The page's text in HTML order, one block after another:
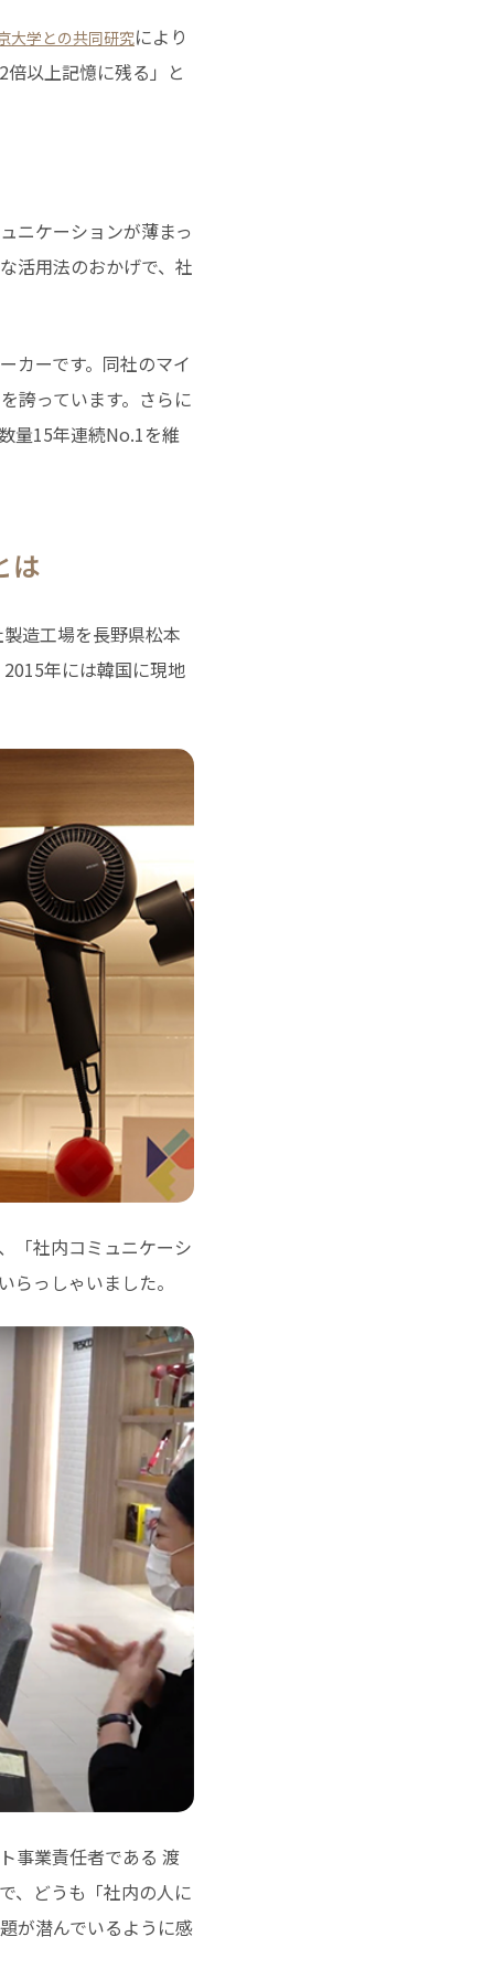
大学との共同研究により
倍以上記憶に残る」と
ニケーションが薄まっ
活用法のおかげで、社
カーです。同社のマイ
誇っています。さらに
量15年連続No.1を維
は
造工場を長野県松本
年には韓国に現地
「社内コミュニケーシ
っしゃいました。
事業責任者である 渡
、どうも「社内の人に
が潜んでいるように感